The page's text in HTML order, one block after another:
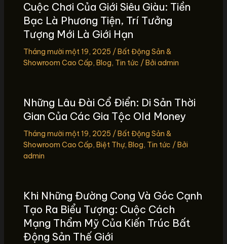
Cuộc Chơi Của Giới Siêu Giàu: Tiền
Bạc Là Phương Tiện, Trí Tưởng
Tượng Mới Là Giới Hạn
Tháng mười một 19, 2025 /Bất Động Sản &
Showroom Cao Cấp, Blog, Tin tức / Bởi admin
Những Lâu Đài Cổ Điển: Di Sản Thời
Gian Của Các Gia Tộc Old Money
Tháng mười một 19, 2025 /Bất Động Sản &
Showroom Cao Cấp, Biệt Thự, Blog, Tin tức / Bởi
admin
Khi Những Đường Cong Và Góc Cạnh
Tạo Ra Biểu Tượng: Cuộc Cách
Mạng Thẩm Mỹ Của Kiến Trúc Bất
Động Sản Thế Giới